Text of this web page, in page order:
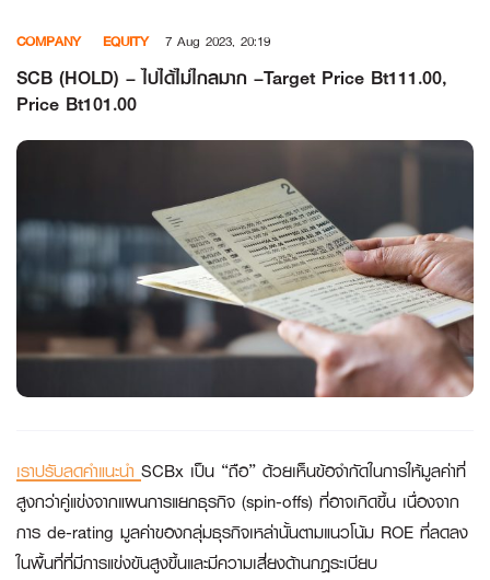
content
COMPANY EQUITY 7 Aug 2023, 20:19
SCB (HOLD) – ไปได้ไม่ไกลมาก –Target Price Bt111.00,
Price Bt101.00
เราปรับลดคำแนะนำ SCBx เป็น “ถือ” ด้วยเห็นข้อจำกัดในการให้มูลค่าที่
สูงกว่าคู่แข่งจากแผนการแยกธุรกิจ (spin-offs) ที่อาจเกิดขึ้น เนื่องจาก
การ de-rating มูลค่าของกลุ่มธุรกิจเหล่านั้นตามแนวโน้ม ROE ที่ลดลง
ในพื้นที่ที่มีการแข่งขันสูงขึ้นและมีความเสี่ยงด้านกฎระเบียบ